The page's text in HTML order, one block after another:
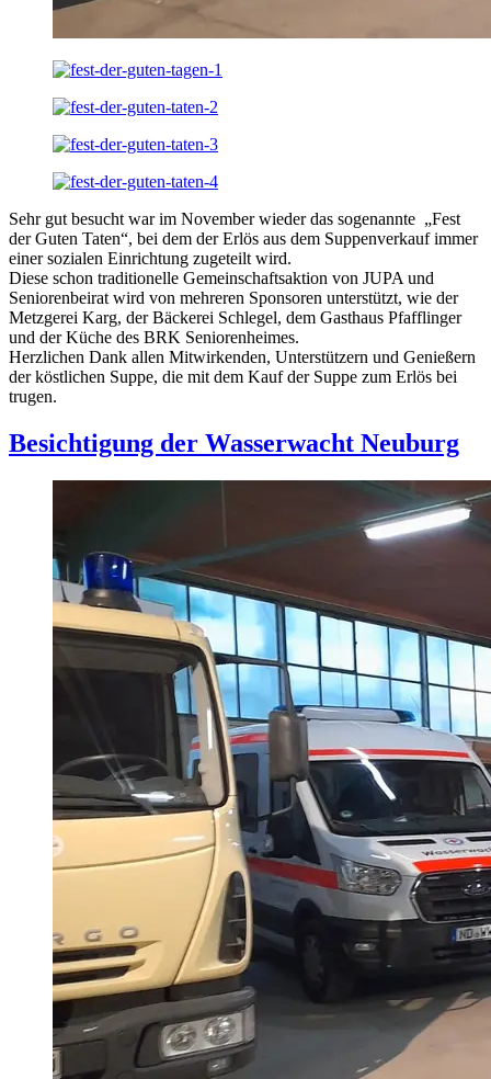
Sehr gut besucht war im November wieder das sogenannte „Fest
der Guten Taten“, bei dem der Erlös aus dem Suppenverkauf immer
einer sozialen Einrichtung zugeteilt wird.
Diese schon traditionelle Gemeinschaftsaktion von JUPA und
Seniorenbeirat wird von mehreren Sponsoren unterstützt, wie der
Metzgerei Karg, der Bäckerei Schlegel, dem Gasthaus Pfafflinger
und der Küche des BRK Seniorenheimes.
Herzlichen Dank allen Mitwirkenden, Unterstützern und Genießern
der köstlichen Suppe, die mit dem Kauf der Suppe zum Erlös bei
trugen.
Besichtigung der Wasserwacht Neuburg